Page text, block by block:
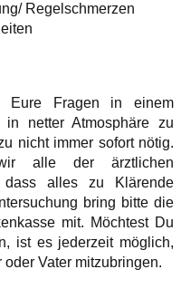
Regelschmerzen
Fragen in einem
in netter Atmosphäre zu
nicht immer sofort nötig.
alle der ärztlichen
dass alles zu Klärende
bring bitte die
mit. Möchtest Du
ist es jederzeit möglich,
Vater mitzubringen.